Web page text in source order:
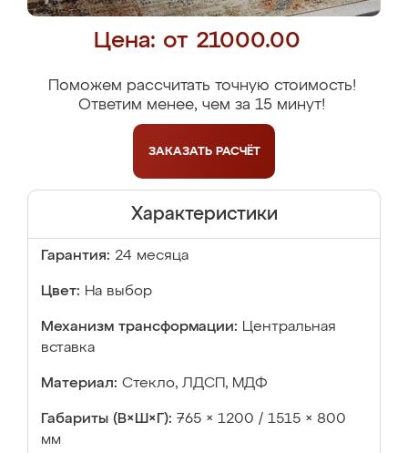
Цена: от 21000.00
Поможем рассчитать точную стоимость!
Ответим менее, чем за 15 минут!
ЗАКАЗАТЬ РАСЧЁТ
Характеристики
Гарантия: 24 месяца
Цвет: На выбор
Механизм трансформации: Центральная
вставка
Материал: Стекло, ЛДСП, МДФ
Габариты (В×Ш×Г): 765 × 1200 / 1515 × 800
мм